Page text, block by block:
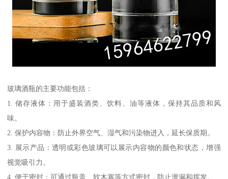
玻璃酒瓶的主要功能包括：
1. 储存液体：用于盛装酒类、饮料、油等液体，保持其品质和风
味。
2. 保护内容物：防止外界空气、湿气和污染物进入，延长保质期。
3. 展示产品：透明或彩色玻璃可以展示内容物的颜色和状态，增强
视觉吸引力。
4. 便于密封：可通过瓶盖、软木塞等方式密封，防止泄漏和挥发。